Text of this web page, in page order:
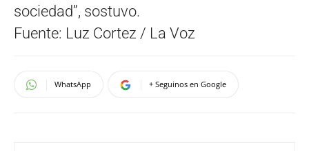
sociedad”, sostuvo.
Fuente: Luz Cortez / La Voz
WhatsApp + Seguinos en Google